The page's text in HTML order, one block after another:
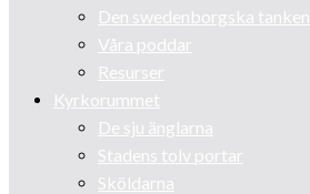
Den swedenborgska tanken
Våra poddar
Resurser
Kyrkorummet
De sju änglarna
Stadens tolv portar
Sköldarna